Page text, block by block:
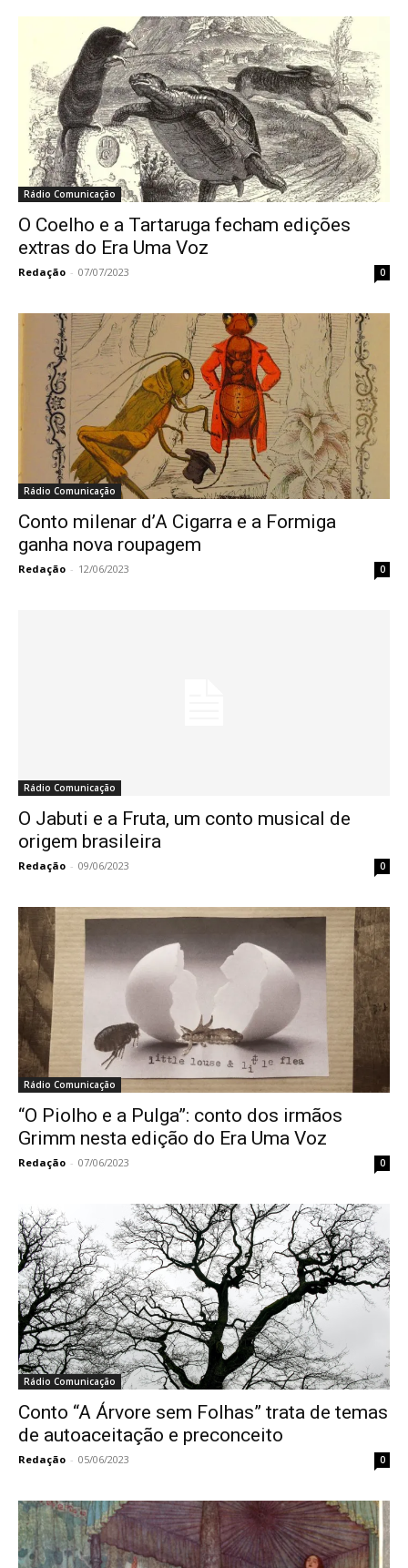
Rádio Comunicação
O Coelho e a Tartaruga fecham edições
extras do Era Uma Voz
Redação - 07/07/2023 0
Rádio Comunicação
Conto milenar d’A Cigarra e a Formiga
ganha nova roupagem
Redação - 12/06/2023 0
Rádio Comunicação
O Jabuti e a Fruta, um conto musical de
origem brasileira
Redação - 09/06/2023 0
Rádio Comunicação
“O Piolho e a Pulga”: conto dos irmãos
Grimm nesta edição do Era Uma Voz
Redação - 07/06/2023 0
Rádio Comunicação
Conto “A Árvore sem Folhas” trata de temas
de autoaceitação e preconceito
Redação - 05/06/2023 0